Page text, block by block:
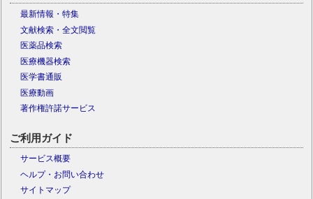
最新情報・特集
文献検索・全文閲覧
医薬品検索
医療機器検索
医学書通販
医療動画
著作権許諾サービス
ご利用ガイド
サービス概要
ヘルプ・お問い合わせ
サイトマップ